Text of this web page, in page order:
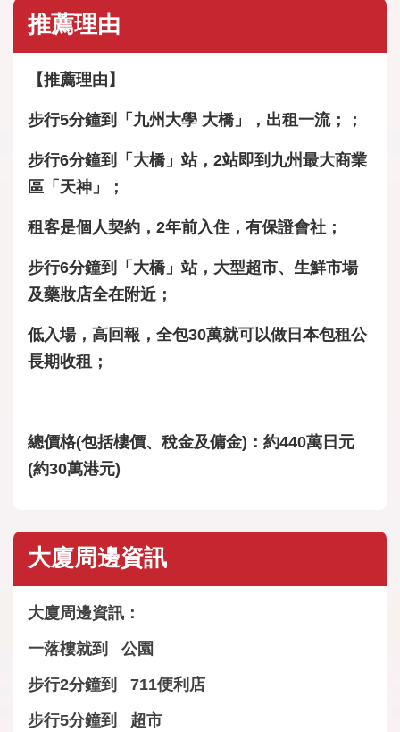
推薦理由
【推薦理由】
步行5分鐘到「九州大學 大橋」，出租一流；；
步行6分鐘到「大橋」站，2站即到九州最大商業
區「天神」；
租客是個人契約，2年前入住，有保證會社；
步行6分鐘到「大橋」站，大型超市、生鮮市場
及藥妝店全在附近；
低入場，高回報，全包30萬就可以做日本包租公
長期收租；
總價格(包括樓價、稅金及傭金)：約440萬日元
(約30萬港元)
大廈周邊資訊
大廈周邊資訊：
一落樓就到 公園
步行2分鐘到 711便利店
步行5分鐘到 超市